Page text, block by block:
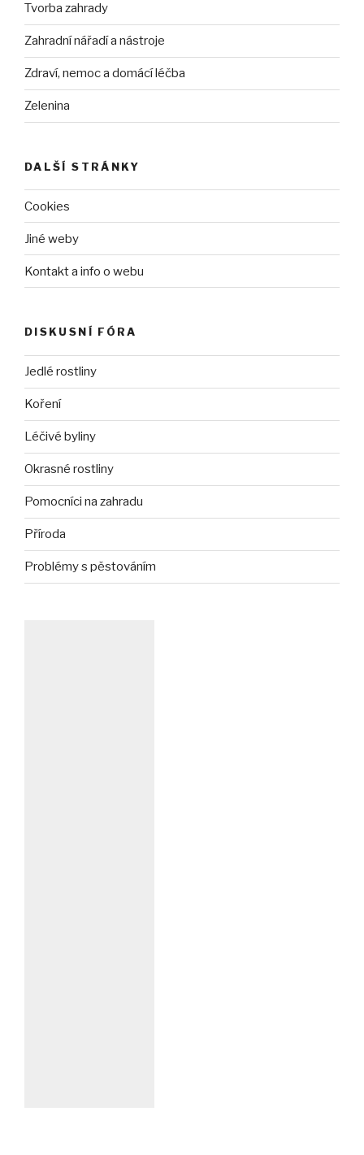
Tvorba zahrady
Zahradní nářadí a nástroje
Zdraví, nemoc a domácí léčba
Zelenina
DALŠÍ STRÁNKY
Cookies
Jiné weby
Kontakt a info o webu
DISKUSNÍ FÓRA
Jedlé rostliny
Koření
Léčivé byliny
Okrasné rostliny
Pomocníci na zahradu
Příroda
Problémy s pěstováním